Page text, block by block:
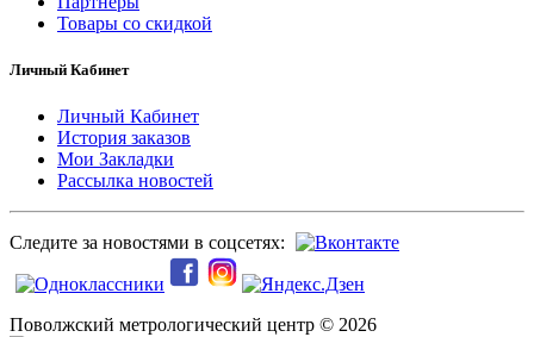
Товары со скидкой
Личный Кабинет
Личный Кабинет
История заказов
Мои Закладки
Рассылка новостей
Следите за новостями в соцсетях:
Поволжский метрологический центр © 2026